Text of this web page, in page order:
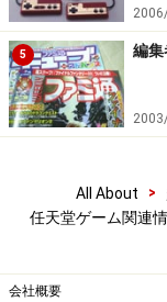
5 編集
All About >
任天堂ゲーム関連
会社概要